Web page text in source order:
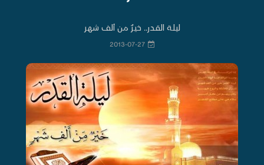
ليلة القدر.. خيرٌ من ألف شهر
2013-07-27